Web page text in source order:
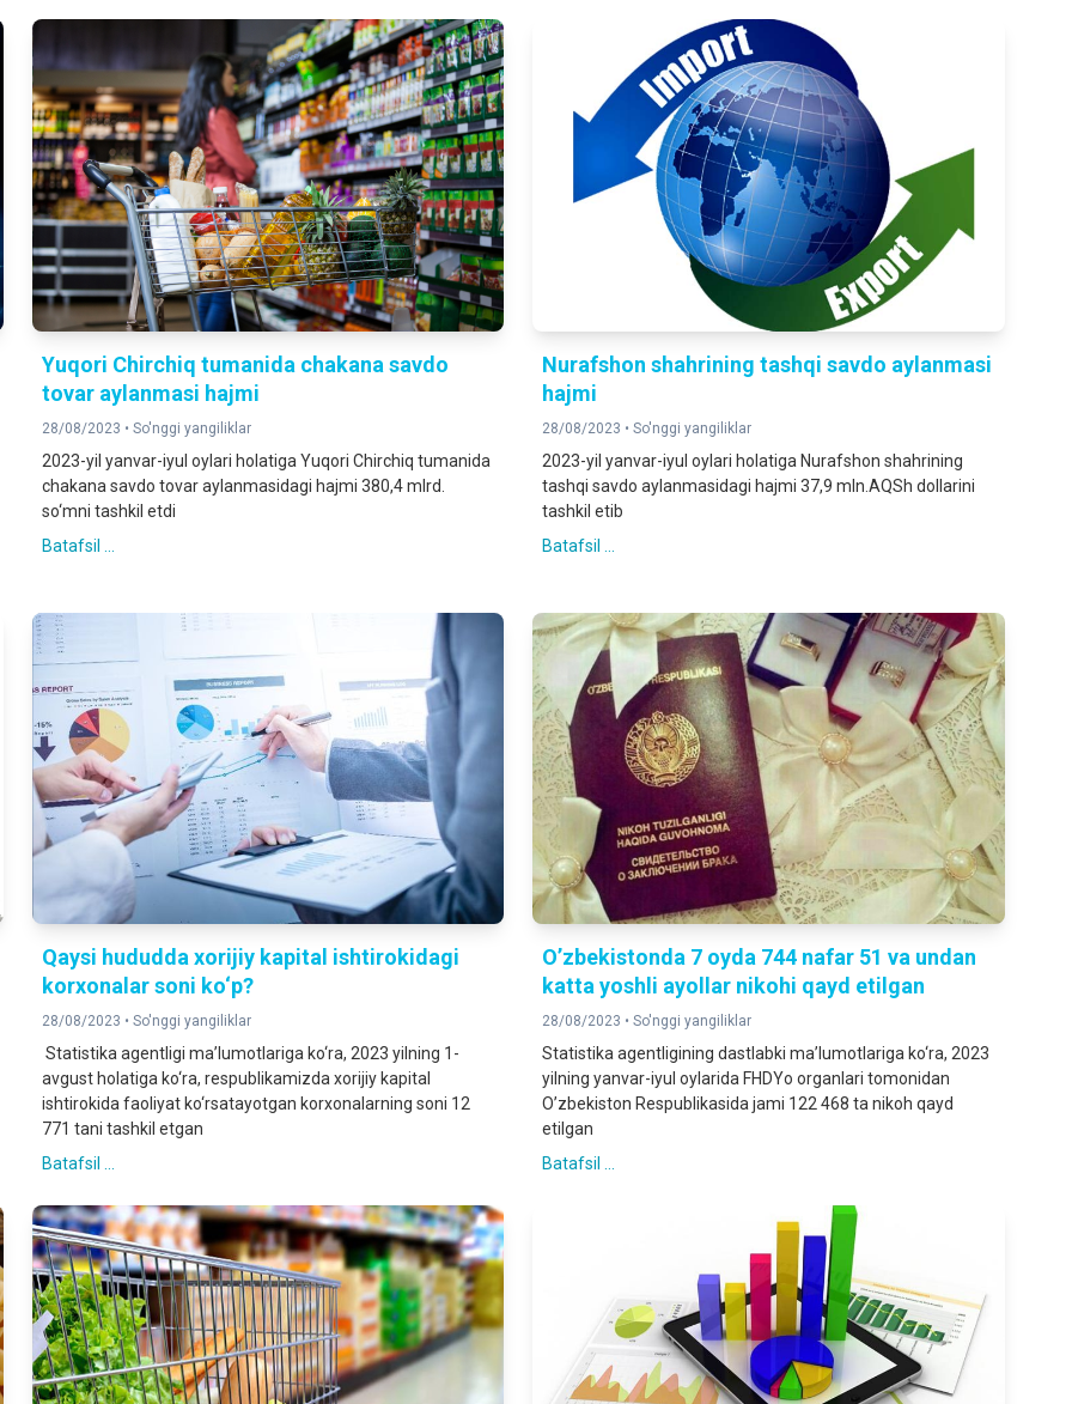
Yuqori Chirchiq tumanida chakana savdo
tovar aylanmasi hajmi
28/08/2023 • So'nggi yangiliklar
2023-yil yanvar-iyul oylari holatiga Yuqori Chirchiq tumanida
chakana savdo tovar aylanmasidagi hajmi 380,4 mlrd.
so‘mni tashkil etdi
Batafsil ...
Nurafshon shahrining tashqi savdo aylanmasi
hajmi
28/08/2023 •So'nggi yangiliklar
2023-yil yanvar-iyul oylari holatiga Nurafshon shahrining
tashqi savdo aylanmasidagi hajmi 37,9 mln.AQSh dollarini
tashkil etib
Batafsil ...
Qaysi hududda xorijiy kapital ishtirokidagi
korxonalar soni ko‘p?
28/08/2023 • So'nggi yangiliklar
Statistika agentligi ma’lumotlariga ko‘ra, 2023 yilning 1-
avgust holatiga ko‘ra, respublikamizda xorijiy kapital
ishtirokida faoliyat ko‘rsatayotgan korxonalarning soni 12
771 tani tashkil etgan
Batafsil ...
O’zbekistonda 7 oyda 744 nafar 51 va undan
katta yoshli ayollar nikohi qayd etilgan
28/08/2023 •So'nggi yangiliklar
Statistika agentligining dastlabki ma’lumotlariga ko‘ra, 2023
yilning yanvar-iyul oylarida FHDYo organlari tomonidan
O’zbekiston Respublikasida jami 122 468 ta nikoh qayd
etilgan
Batafsil ...